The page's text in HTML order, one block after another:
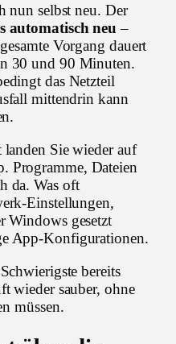
nun selbst neu. Der
automatisch neu –
Vorgang dauert
30 und 90 Minuten.
das Netzteil
mittendrin kann
landen Sie wieder auf
Programme, Dateien
da. Was oft
Einstellungen,
Windows gesetzt
App-Konfigurationen.
bereits
wieder sauber, ohne
müssen.